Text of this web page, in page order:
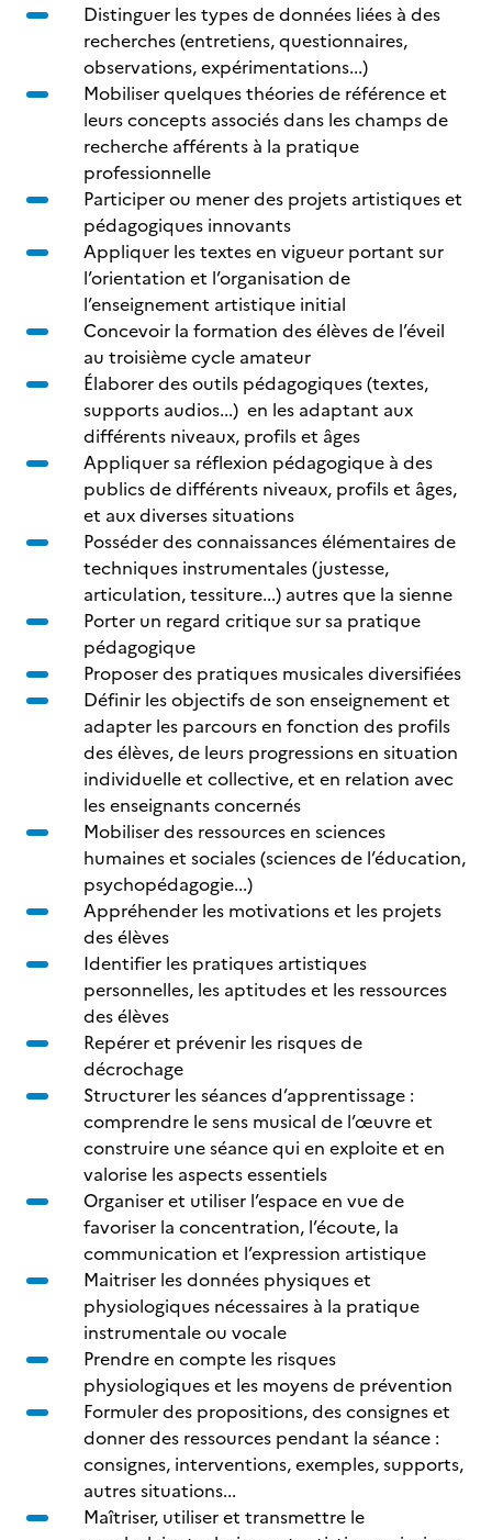
Distinguer les types de données liées à des
recherches (entretiens, questionnaires,
observations, expérimentations...)
Mobiliser quelques théories de référence et
leurs concepts associés dans les champs de
recherche afférents à la pratique
professionnelle
Participer ou mener des projets artistiques et
pédagogiques innovants
Appliquer les textes en vigueur portant sur
l’orientation et l’organisation de
l’enseignement artistique initial
Concevoir la formation des élèves de l’éveil
au troisième cycle amateur
Élaborer des outils pédagogiques (textes,
supports audios...) en les adaptant aux
différents niveaux, profils et âges
Appliquer sa réflexion pédagogique à des
publics de différents niveaux, profils et âges,
et aux diverses situations
Posséder des connaissances élémentaires de
techniques instrumentales (justesse,
articulation, tessiture...) autres que la sienne
Porter un regard critique sur sa pratique
pédagogique
Proposer des pratiques musicales diversifiées
Définir les objectifs de son enseignement et
adapter les parcours en fonction des profils
des élèves, de leurs progressions en situation
individuelle et collective, et en relation avec
les enseignants concernés
Mobiliser des ressources en sciences
humaines et sociales (sciences de l’éducation,
psychopédagogie...)
Appréhender les motivations et les projets
des élèves
Identifier les pratiques artistiques
personnelles, les aptitudes et les ressources
des élèves
Repérer et prévenir les risques de
décrochage
Structurer les séances d’apprentissage :
comprendre le sens musical de l’œuvre et
construire une séance qui en exploite et en
valorise les aspects essentiels
Organiser et utiliser l’espace en vue de
favoriser la concentration, l’écoute, la
communication et l’expression artistique
Maitriser les données physiques et
physiologiques nécessaires à la pratique
instrumentale ou vocale
Prendre en compte les risques
physiologiques et les moyens de prévention
Formuler des propositions, des consignes et
donner des ressources pendant la séance :
consignes, interventions, exemples, supports,
autres situations...
Maîtriser, utiliser et transmettre le